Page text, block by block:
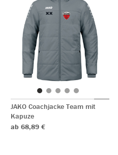
JAKO Coachjacke Team mit
Kapuze
ab 68,89 €